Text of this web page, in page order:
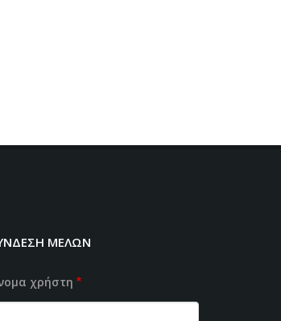
ΜΕΛΩΝ
χρήστη